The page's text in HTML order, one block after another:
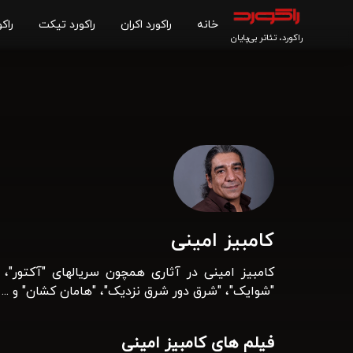
راکورد، تئاتر بی‌پایان
خانه راکورد اکران راکورد تیکت
کامبیز امینی
کامبیز امینی در آثاری همچون سریالهای
"شوایک"، "شرق دور شرق نزدیک"، "هامان کشان" و ...
فیلم های کامبیز امینی